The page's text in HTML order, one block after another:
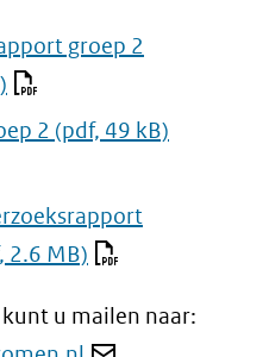
groep 2
2 (pdf, 49 kB)
2.6 MB)
u mailen naar: